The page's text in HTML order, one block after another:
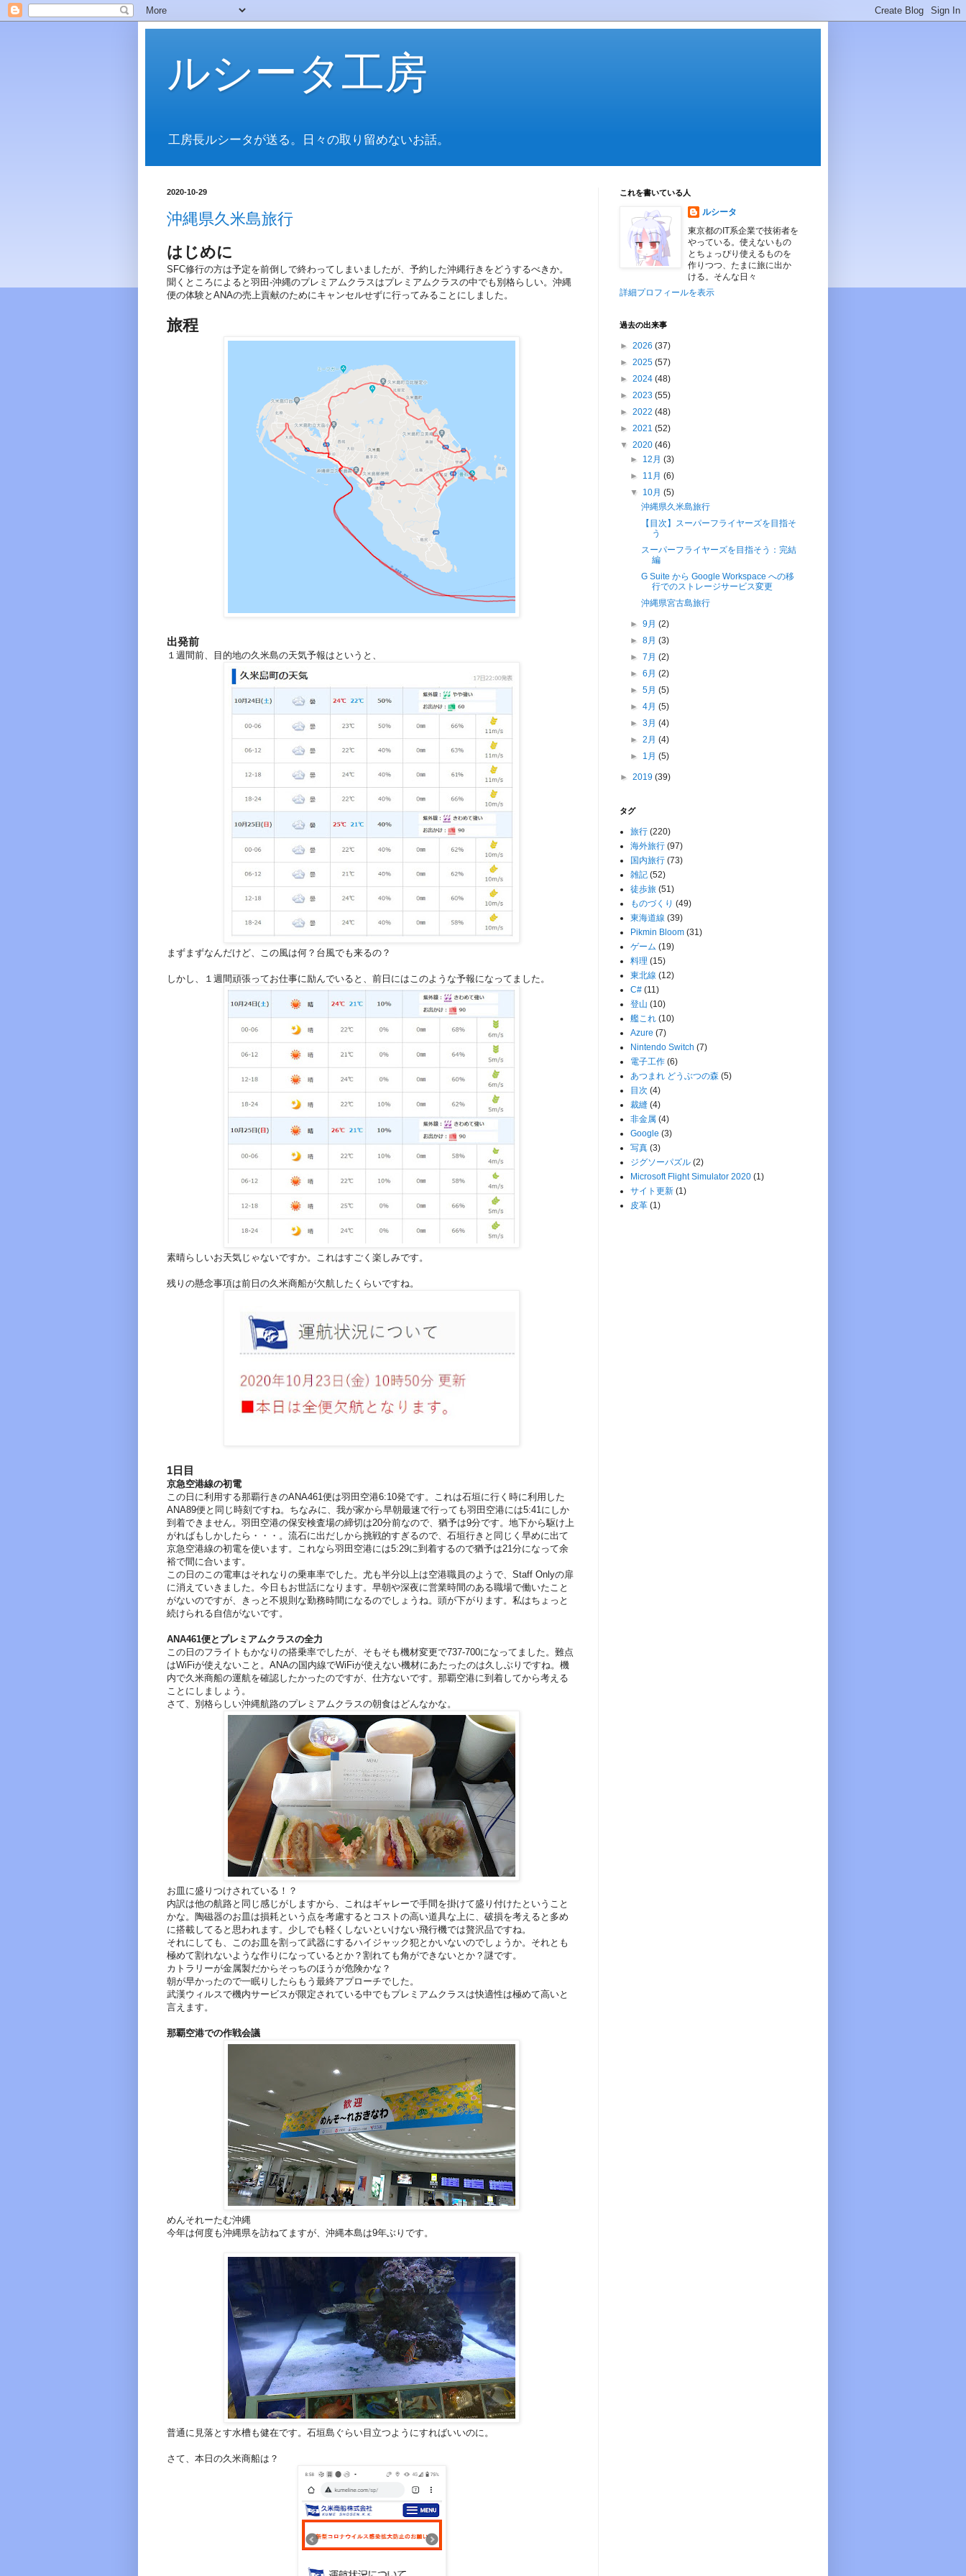
ルシータ工房
工房長ルシータが送る。日々の取り留めないお話。
2020-10-29
沖縄県久米島旅行
はじめに
SFC修行の方は予定を前倒しで終わってしまいましたが、予約した沖縄行きをどうするべきか。
聞くところによると羽田-沖縄のプレミアムクラスはプレミアムクラスの中でも別格らしい。沖縄
便の体験とANAの売上貢献のためにキャンセルせずに行ってみることにしました。
旅程
出発前
１週間前、目的地の久米島の天気予報はというと、
まずまずなんだけど、この風は何？台風でも来るの？
しかし、１週間頑張ってお仕事に励んでいると、前日にはこのような予報になってました。
素晴らしいお天気じゃないですか。これはすごく楽しみです。
残りの懸念事項は前日の久米商船が欠航したくらいですね。
1日目
京急空港線の初電
この日に利用する那覇行きのANA461便は羽田空港6:10発です。これは石垣に行く時に利用した
ANA89便と同じ時刻ですね。ちなみに、我が家から早朝最速で行っても羽田空港には5:41にしか
到着できません。羽田空港の保安検査場の締切は20分前なので、猶予は9分です。地下から駆け上
がればもしかしたら・・・。流石に出だしから挑戦的すぎるので、石垣行きと同じく早めに出て
京急空港線の初電を使います。これなら羽田空港には5:29に到着するので猶予は21分になって余
裕で間に合います。
この日のこの電車はそれなりの乗車率でした。尤も半分以上は空港職員のようで、Staff Onlyの扉
に消えていきました。今日もお世話になります。早朝や深夜に営業時間のある職場で働いたこと
がないのですが、きっと不規則な勤務時間になるのでしょうね。頭が下がります。私はちょっと
続けられる自信がないです。
ANA461便とプレミアムクラスの全力
この日のフライトもかなりの搭乗率でしたが、そもそも機材変更で737-700になってました。難点
はWiFiが使えないこと。ANAの国内線でWiFiが使えない機材にあたったのは久しぶりですね。機
内で久米商船の運航を確認したかったのですが、仕方ないです。那覇空港に到着してから考える
ことにしましょう。
さて、別格らしい沖縄航路のプレミアムクラスの朝食はどんなかな。
お皿に盛りつけされている！？
内訳は他の航路と同じ感じがしますから、これはギャレーで手間を掛けて盛り付けたということ
かな。陶磁器のお皿は損耗という点を考慮するとコストの高い道具な上に、破損を考えると多め
に搭載してると思われます。少しでも軽くしないといけない飛行機では贅沢品ですね。
それにしても、このお皿を割って武器にするハイジャック犯とかいないのでしょうか。それとも
極めて割れないような作りになっているとか？割れても角ができないとか？謎です。
カトラリーが金属製だからそっちのほうが危険かな？
朝が早かったので一眠りしたらもう最終アプローチでした。
武漢ウィルスで機内サービスが限定されている中でもプレミアムクラスは快適性は極めて高いと
言えます。
那覇空港での作戦会議
めんそれーたむ沖縄
今年は何度も沖縄県を訪ねてますが、沖縄本島は9年ぶりです。
普通に見落とす水槽も健在です。石垣島ぐらい目立つようにすればいいのに。
さて、本日の久米商船は？
これを書いている人
ルシータ
東京都のIT系企業で技術者を
やっている。使えないもの
とちょっぴり使えるものを
作りつつ、たまに旅に出か
ける。そんな日々
詳細プロフィールを表示
過去の出来事
► 2026 (37)
► 2025 (57)
► 2024 (48)
► 2023 (55)
► 2022 (48)
► 2021 (52)
▼ 2020 (46)
► 12月(3)
► 11月(6)
▼ 10月(5)
沖縄県久米島旅行
【目次】スーパーフライヤーズを目指そ
う
スーパーフライヤーズを目指そう：完結
編
G Suite から Google Workspace への移
行でのストレージサービス変更
沖縄県宮古島旅行
►9月(2)
►8月(3)
►7月(2)
►6月(2)
►5月(5)
►4月(5)
►3月(4)
►2月(4)
► 1月(5)
► 2019 (39)
タグ
旅行 (220)
海外旅行 (97)
国内旅行 (73)
雑記 (52)
徒歩旅 (51)
ものづくり (49)
東海道線 (39)
Pikmin Bloom (31)
ゲーム (19)
料理 (15)
東北線 (12)
C# (11)
登山 (10)
艦これ (10)
Azure (7)
Nintendo Switch (7)
電子工作 (6)
あつまれ どうぶつの森 (5)
目次 (4)
裁縫 (4)
非金属 (4)
Google (3)
写真 (3)
ジグソーパズル (2)
Microsoft Flight Simulator 2020 (1)
サイト更新 (1)
皮革 (1)